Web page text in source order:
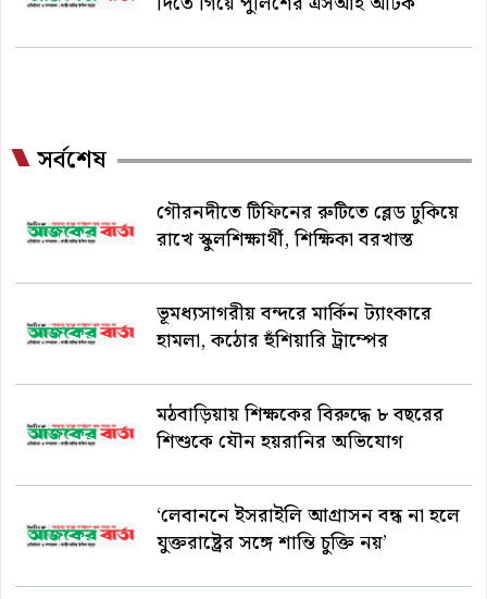
সর্বশেষ
গৌরনদীতে টিফিনের রুটিতে ব্লেড ঢুকিয়ে
রাখে স্কুলশিক্ষার্থী, শিক্ষিকা বরখাস্ত
ভূমধ্যসাগরীয় বন্দরে মার্কিন ট্যাংকারে
হামলা, কঠোর হুঁশিয়ারি ট্রাম্পের
মঠবাড়িয়ায় শিক্ষকের বিরুদ্ধে ৮ বছরের
শিশুকে যৌন হয়রানির অভিযোগ
‘লেবাননে ইসরাইলি আগ্রাসন বন্ধ না হলে
যুক্তরাষ্ট্রের সঙ্গে শান্তি চুক্তি নয়’